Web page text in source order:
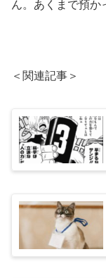
ん。あくまで預か
＜関連記事＞